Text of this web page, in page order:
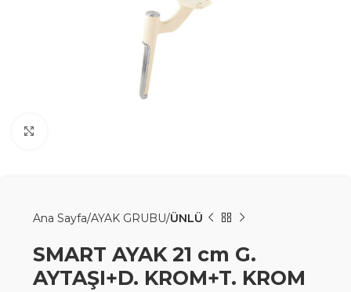
Ana Sayfa AYAK GRUBU ÜNLÜ
SMART AYAK 21 cm G.
AYTAŞI+D. KROM+T. KROM